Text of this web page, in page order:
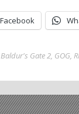
Facebook
Baldur's Gate 2 GOG